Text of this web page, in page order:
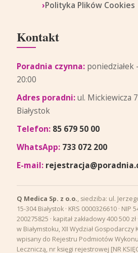
Polityka Plików Cookies
Kontakt
Poradnia czynna: poniedziałek
20:00
Adres poradni:ul. Mickiewicza
Białystok
Telefon: 85 679 50 00
WhatsApp: 733 072 200
E-mail:
Q Medica Sp. z o.o., siedziba: ul.
15-304 Białystok · KRS 0000326610 · NIP
200275825 · kapitał zakładowy 400 500
w Białymstoku, XII Wydział Gospodarczy
wpisany do Rejestru Podmiotów
Leczniczą, nr księgi rejestrowej [NR